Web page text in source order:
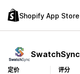
Shopify App Store
SwatchSync
定价
评分